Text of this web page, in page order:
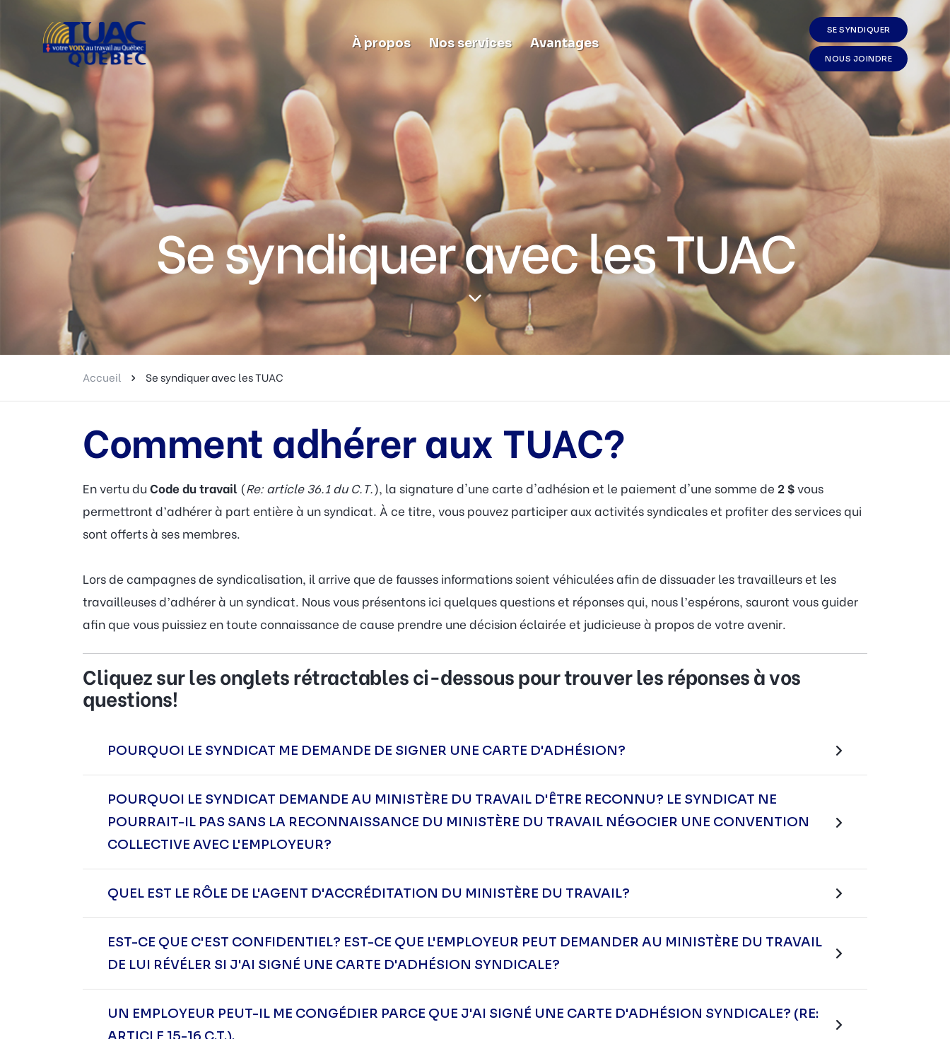
À propos Nos services Avantages
SE SYNDIQUER
NOUS JOINDRE
Se syndiquer avec les TUAC
Accueil Se syndiquer avec les TUAC
Comment adhérer aux TUAC?
En vertu du Code du travail (Re: article 36.1 du C.T.), la signature d'une carte d'adhésion et le paiement d'une somme de 2 $vous
permettront d’adhérer à part entière à un syndicat. À ce titre, vous pouvez participer aux activités syndicales et profiter des services qui
sont offerts à ses membres.
Lors de campagnes de syndicalisation, il arrive que de fausses informations soient véhiculées afin de dissuader les travailleurs et les
travailleuses d’adhérer à un syndicat. Nous vous présentons ici quelques questions et réponses qui, nous l’espérons, sauront vous guider
afin que vous puissiez en toute connaissance de cause prendre une décision éclairée et judicieuse à propos de votre avenir.
Cliquez sur les onglets rétractables ci-dessous pour trouver les réponses à vos
questions!
POURQUOI LE SYNDICAT ME DEMANDE DE SIGNER UNE CARTE D'ADHÉSION?
POURQUOI LE SYNDICAT DEMANDE AU MINISTÈRE DU TRAVAIL D'ÊTRE RECONNU? LE SYNDICAT NE
POURRAIT-IL PAS SANS LA RECONNAISSANCE DU MINISTÈRE DU TRAVAIL NÉGOCIER UNE CONVENTION
COLLECTIVE AVEC L'EMPLOYEUR?
QUEL EST LE RÔLE DE L'AGENT D'ACCRÉDITATION DU MINISTÈRE DU TRAVAIL?
EST-CE QUE C'EST CONFIDENTIEL? EST-CE QUE L'EMPLOYEUR PEUT DEMANDER AU MINISTÈRE DU TRAVAIL
DE LUI RÉVÉLER SI J'AI SIGNÉ UNE CARTE D'ADHÉSION SYNDICALE?
UN EMPLOYEUR PEUT-IL ME CONGÉDIER PARCE QUE J'AI SIGNÉ UNE CARTE D'ADHÉSION SYNDICALE? (RE: